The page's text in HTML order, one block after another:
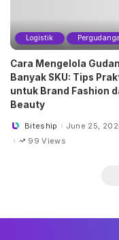
Logistik
Cara Mengelola
Banyak SKU: Tips
untuk Brand Fashion
Beauty
PostedBiteship
June 25,
99 Views